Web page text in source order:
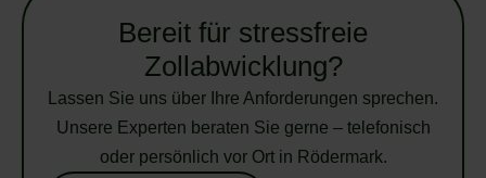
Bereit für stressfreie
Zollabwicklung?
Lassen Sie uns über Ihre Anforderungen sprechen.
Unsere Experten beraten Sie gerne – telefonisch
oder persönlich vor Ort in Rödermark.